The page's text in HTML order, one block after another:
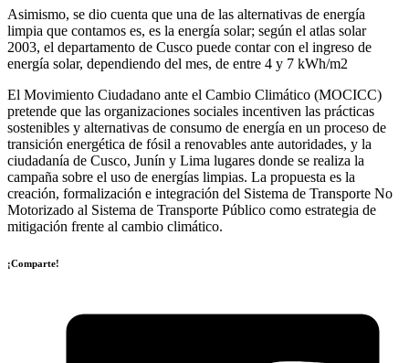
Asimismo, se dio cuenta que una de las alternativas de energía
limpia que contamos es, es la energía solar; según el atlas solar
2003, el departamento de Cusco puede contar con el ingreso de
energía solar, dependiendo del mes, de entre 4 y 7 kWh/m2
El Movimiento Ciudadano ante el Cambio Climático (MOCICC)
pretende que las organizaciones sociales incentiven las prácticas
sostenibles y alternativas de consumo de energía en un proceso de
transición energética de fósil a renovables ante autoridades, y la
ciudadanía de Cusco, Junín y Lima lugares donde se realiza la
campaña sobre el uso de energías limpias. La propuesta es la
creación, formalización e integración del Sistema de Transporte No
Motorizado al Sistema de Transporte Público como estrategia de
mitigación frente al cambio climático.
¡Comparte!